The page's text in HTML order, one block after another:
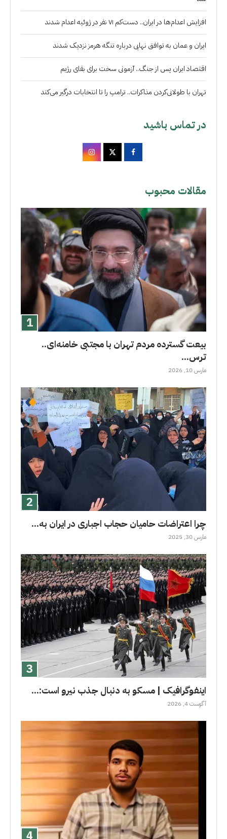
افزایش اعدام‌ها در ایران.. دست‌کم ۷۱ نفر در ژوئیه اعدام شدند
ایران و عمان به توافق نهایی درباره تنگه هرمز نزدیک شدند
اقتصاد ایران پس از جنگ.. آزمونی سخت برای بقای رژیم
تهران با طولانی‌کردن مذاکرات.. ترامپ را تا انتخابات درگیر می‌کند
در تماس باشید
مقالات محبوب
بیعت گسترده مردم تهران با مجتبی خامنه‌ای..
ترس...
مارس 10, 2026
چرا اعتراضات حامیان حجاب اجباری در ایران به...
مارس 30, 2025
اینفوگرافیک | مسکو به دنبال جذب نیرو است:...
آگوست 4, 2026